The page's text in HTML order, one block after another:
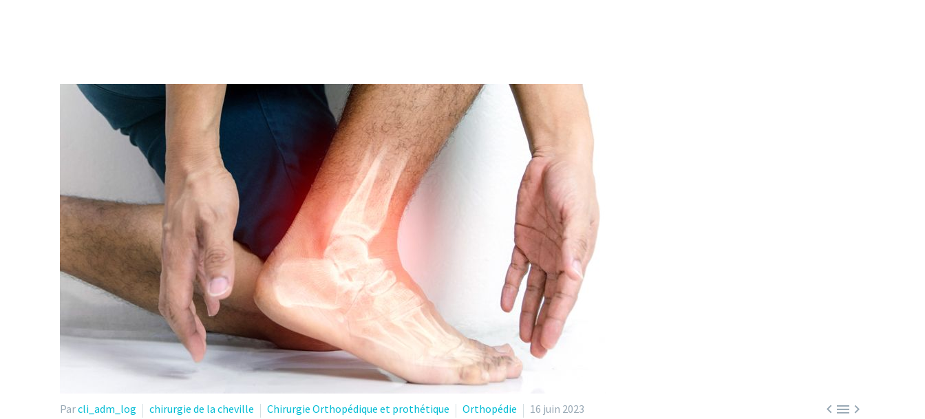

Parcli_adm_log chirurgie de la cheville Chirurgie Orthopédique et prothétique Orthopédie 16 juin 2023